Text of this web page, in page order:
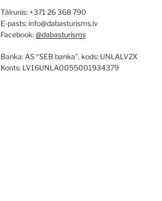
Tālrunis: +371 26 368 790
E-pasts: info@dabasturisms.lv
Facebook:@dabasturisms
Banka: AS “SEB banka”, kods: UNLALV2X
Konts: LV16UNLA0055001934379